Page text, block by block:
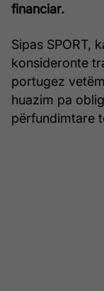
financiar.
Sipas SPORT,
konsideronte
portugez
huazim pa
përfundimtare